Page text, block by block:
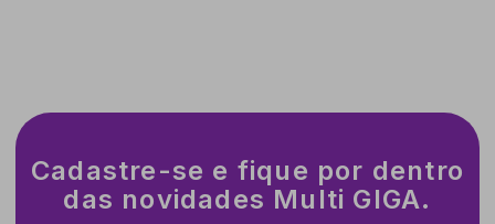
Cadastre-se e fique por dentro
das novidades Multi GIGA.